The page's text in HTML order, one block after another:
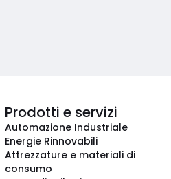
Prodotti e servizi
Automazione Industriale
Energie Rinnovabili
Attrezzature e materiali di
consumo